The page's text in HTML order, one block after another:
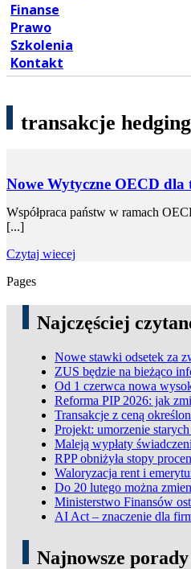
Finanse
Prawo
Szkolenia
Kontakt
transakcje
Nowe Wytyczne OECD
Współpraca państw w ramach
[...]
Czytaj wiecej
Pages
Najczęściej
Nowe stawki odsetek za
ZUS będzie na bieżąco
Od 1 czerwca nowa
Reforma PIP 2026: jak
Transakcje z ceną
Projekt: umorzenie
Maleją wypłaty
RPP obniżyła stopy
Waloryzacja rent i
Do 20 lutego można
Ministerstwo Finansów
AI Act – znaczenie dla
Najnowsze porady